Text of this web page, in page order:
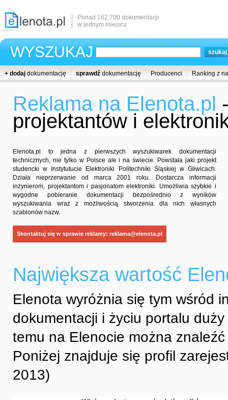
Ponad 162,700 dokumentacji
w jednym miejscu
WYSZUKAJ
+ dodaj dokumentację sprawdź dokumentację Producenci Ranking z
Reklama na Elenota.pl
projektantów i
Elenota.pl to jedna z pierwszych wyszukiwarek dokumentacji
technicznych, nie tylko w Polsce ale i na świecie. Powstała jaki projekt
studencki w Instytutucie Elektroniki Politechniki Śląskiej w Gliwicach.
Działa nieprzerwanie od marca 2001 roku. Dostarcza informacji
inżynierom, projektantom i pasjonatom elektroniki. Umożliwia szybkie i
wygodne pobieranie dokumentacji bezpośrednio z wyników
wyszukiwania wraz z możliwością stworzenia dla nich własnych
szablonów nazw.
Skontaktuj się w sprawie reklamy: reklama@elenota.pl
Największa wartość
Elenota wyróżnia się tym wśród
dokumentacji i życiu portalu
temu na Elenocie można
Poniżej znajduje się profil
2013)